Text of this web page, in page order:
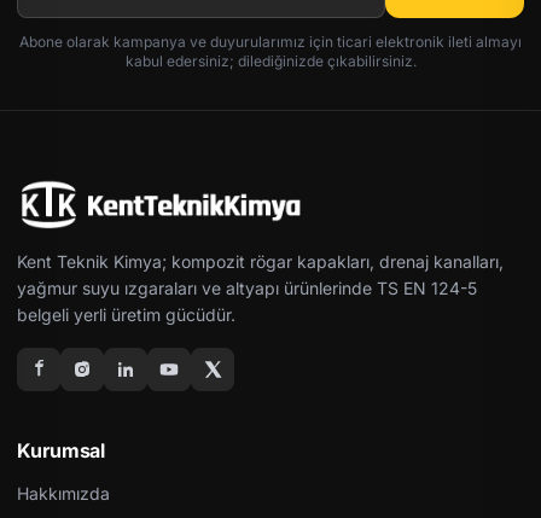
Abone olarak kampanya ve duyurularımız için ticari elektronik ileti almayı
kabul edersiniz; dilediğinizde çıkabilirsiniz.
Kent Teknik Kimya; kompozit rögar kapakları, drenaj kanalları,
yağmur suyu ızgaraları ve altyapı ürünlerinde TS EN 124-5
belgeli yerli üretim gücüdür.
Kurumsal
Hakkımızda